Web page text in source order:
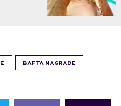
BAFTA NAGRADE